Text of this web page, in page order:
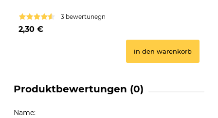
3 bewertunegn
2,30 €
in den warenkorb
Produktbewertungen (0)
Name: